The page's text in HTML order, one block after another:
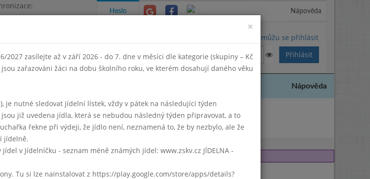
12:21
57
Heslo Nápověda
Nemůžu se přihlásit
Nápověda
Duben 2018 Květen 2018 Červen 2018
Týden 14
×
zasílejte až v září 2026 - do 7. dne v měsíci dle kategorie (skupiny – Kč
jsou zařazováni žáci na dobu školního roku, ve kterém dosahují daného věku
je nutné sledovat jídelní lístek, vždy v pátek na následující týden
již uvedena jídla, která se nebudou následný týden připravovat, a to
řekne při výdeji, že jídlo není, neznamená to, že by nezbylo, ale že
jídelně.
v Jídelníčku - seznam méně známých jídel: www.zskv.cz JÍDELNA -
Tu si lze nainstalovat z https://play.google.com/store/apps/details?